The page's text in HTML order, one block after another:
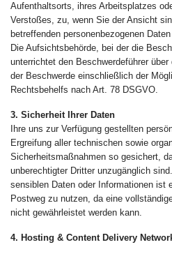
Aufenthaltsorts, ihres Arbeitsplatzes
Verstoßes, zu, wenn Sie der Ansicht
betreffenden personenbezogenen
Die Aufsichtsbehörde, bei der die
unterrichtet den Beschwerdeführer
der Beschwerde einschließlich der
Rechtsbehelfs nach Art. 78 DSGVO.
3. Sicherheit Ihrer Daten
Ihre uns zur Verfügung gestellten
Ergreifung aller technischen sowie
Sicherheitsmaßnahmen so gesichert,
unberechtigter Dritter unzugänglich
sensiblen Daten oder Informationen ist
Postweg zu nutzen, da eine
nicht gewährleistet werden kann.
4. Hosting & Content Delivery